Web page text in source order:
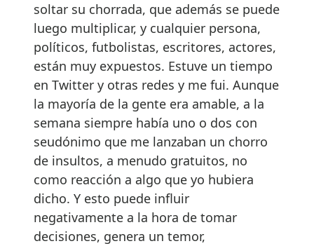
soltar su chorrada, que además se puede
luego multiplicar, y cualquier persona,
políticos, futbolistas, escritores, actores,
están muy expuestos. Estuve un tiempo
en Twitter y otras redes y me fui. Aunque
la mayoría de la gente era amable, a la
semana siempre había uno o dos con
seudónimo que me lanzaban un chorro
de insultos, a menudo gratuitos, no
como reacción a algo que yo hubiera
dicho. Y esto puede influir
negativamente a la hora de tomar
decisiones, genera un temor,